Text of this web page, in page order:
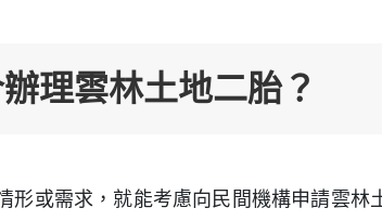
理雲林土地二胎？
形或需求，就能考慮向民間機構申請雲林